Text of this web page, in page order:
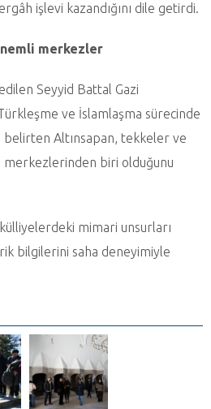
işlevi kazandığını dile getirdi.
merkezler
Seyyid Battal Gazi
ve İslamlaşma sürecinde
Altınsapan, tekkeler ve
merkezlerinden biri olduğunu
mimari unsurları
bilgilerini saha deneyimiyle